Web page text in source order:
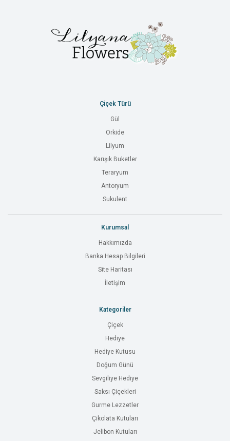
Çiçek Türü
Gül
Orkide
Lilyum
Karışık Buketler
Teraryum
Antoryum
Sukulent
Kurumsal
Hakkımızda
Banka Hesap Bilgileri
Site Haritası
İletişim
Kategoriler
Çiçek
Hediye
Hediye Kutusu
Doğum Günü
Sevgiliye Hediye
Saksı Çiçekleri
Gurme Lezzetler
Çikolata Kutuları
Jelibon Kutuları